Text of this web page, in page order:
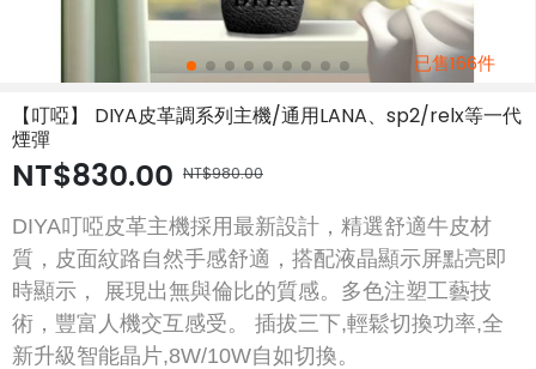
已售166件
【叮啞】 DIYA皮革調系列主機/通用LANA、sp2/relx等一代
煙彈
NT$830.00 NT$980.00
DIYA叮啞皮革主機採用最新設計，精選舒適牛皮材
質，皮面紋路自然手感舒適，搭配液晶顯示屏點亮即
時顯示， 展現出無與倫比的質感。多色注塑工藝技
術，豐富人機交互感受。 插拔三下,輕鬆切換功率,全
新升級智能晶片,8W/10W自如切換。